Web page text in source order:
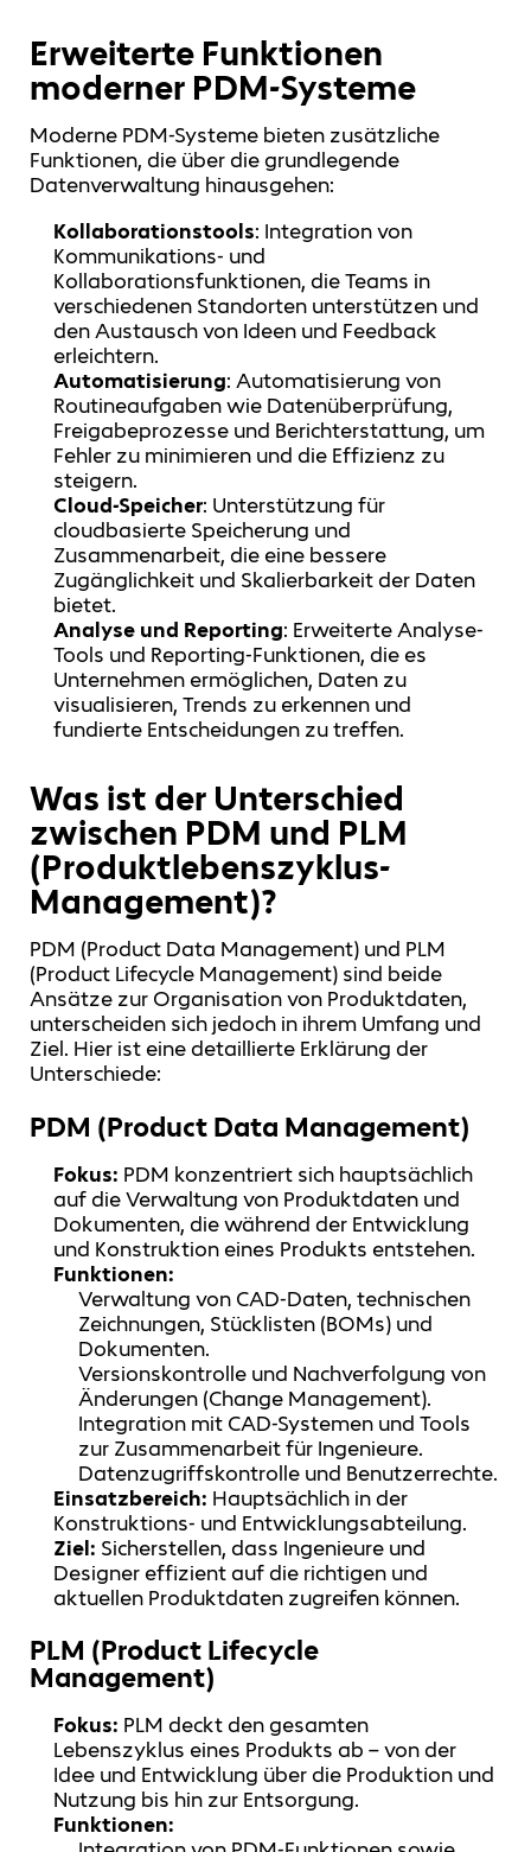
Erweiterte Funktionen
moderner PDM-Systeme
Moderne PDM-Systeme bieten zusätzliche
Funktionen, die über die grundlegende
Datenverwaltung hinausgehen:
Kollaborationstools: Integration von
Kommunikations- und
Kollaborationsfunktionen, die Teams in
verschiedenen Standorten unterstützen und
den Austausch von Ideen und Feedback
erleichtern.
Automatisierung: Automatisierung von
Routineaufgaben wie Datenüberprüfung,
Freigabeprozesse und Berichterstattung, um
Fehler zu minimieren und die Effizienz zu
steigern.
Cloud-Speicher: Unterstützung für
cloudbasierte Speicherung und
Zusammenarbeit, die eine bessere
Zugänglichkeit und Skalierbarkeit der Daten
bietet.
Analyse und Reporting: Erweiterte Analyse-
Tools und Reporting-Funktionen, die es
Unternehmen ermöglichen, Daten zu
visualisieren, Trends zu erkennen und
fundierte Entscheidungen zu treffen.
Was ist der Unterschied
zwischen PDM und PLM
(Produktlebenszyklus-
Management)?
PDM (Product Data Management) und PLM
(Product Lifecycle Management) sind beide
Ansätze zur Organisation von Produktdaten,
unterscheiden sich jedoch in ihrem Umfang und
Ziel. Hier ist eine detaillierte Erklärung der
Unterschiede:
PDM (Product Data Management)
Fokus: PDM konzentriert sich hauptsächlich
auf die Verwaltung von Produktdaten und
Dokumenten, die während der Entwicklung
und Konstruktion eines Produkts entstehen.
Funktionen:
Verwaltung von CAD-Daten, technischen
Zeichnungen, Stücklisten (BOMs) und
Dokumenten.
Versionskontrolle und Nachverfolgung von
Änderungen (Change Management).
Integration mit CAD-Systemen und Tools
zur Zusammenarbeit für Ingenieure.
Datenzugriffskontrolle und Benutzerrechte.
Einsatzbereich: Hauptsächlich in der
Konstruktions- und Entwicklungsabteilung.
Ziel: Sicherstellen, dass Ingenieure und
Designer effizient auf die richtigen und
aktuellen Produktdaten zugreifen können.
PLM (Product Lifecycle
Management)
Fokus: PLM deckt den gesamten
Lebenszyklus eines Produkts ab – von der
Idee und Entwicklung über die Produktion und
Nutzung bis hin zur Entsorgung.
Funktionen: